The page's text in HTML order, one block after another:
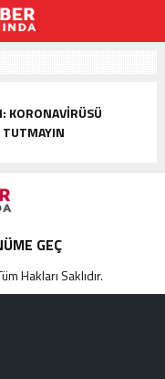
KORONAVIRÜSÜ
TUTMAYIN
GEÇ
Hakları Saklıdır.